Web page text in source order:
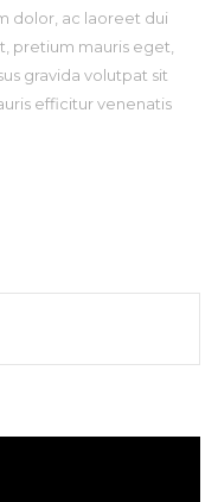
dolor, ac laoreet dui
pretium mauris eget,
gravida volutpat sit
efficitur venenatis